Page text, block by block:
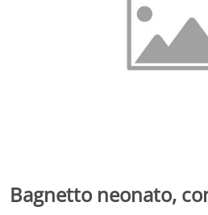
Bagnetto neonato,